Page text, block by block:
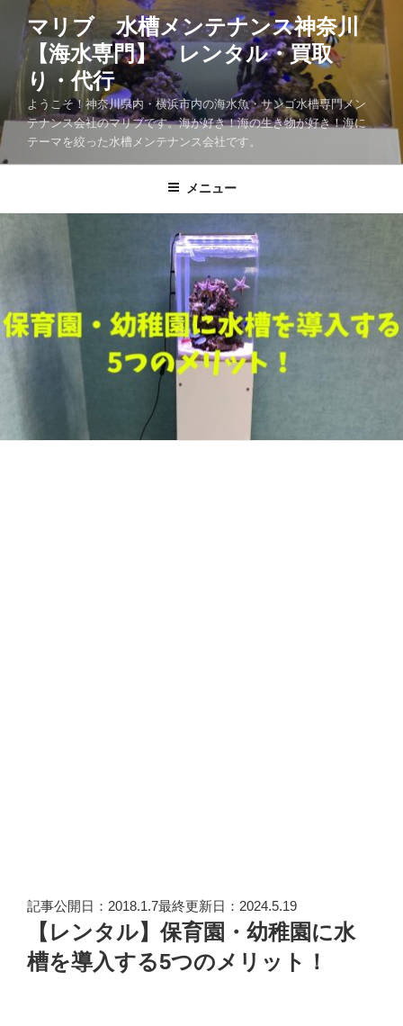
マリブ 水槽メンテナンス神奈川
【海水専門】 レンタル・買取
り・代行
ようこそ！神奈川県内・横浜市内の海水魚・サンゴ水槽専門メン
テナンス会社のマリブです。海が好き！海の生き物が好き！海に
テーマを絞った水槽メンテナンス会社です。
メニュー
記事公開日：2018.1.7最終更新日：2024.5.19
【レンタル】保育園・幼稚園に水
槽を導入する5つのメリット！